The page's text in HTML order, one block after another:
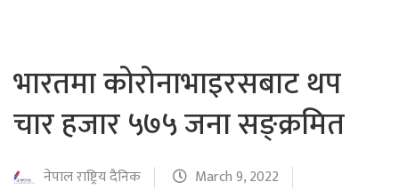
भारतमा कोरोनाभाइरसबाट थप
चार हजार ५७५ जना सङ्क्रमित
नेपाल राष्ट्रिय दैनिक March 9, 2022